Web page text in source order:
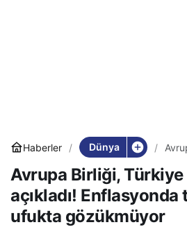
Haberler Dünya
Avrupa Birliği,
açıkladı! Enflasyonda
ufukta gözükmüyor